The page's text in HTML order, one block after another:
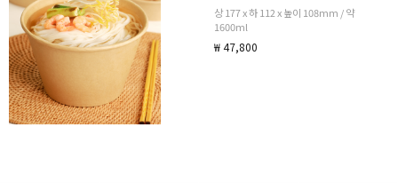
상 177 x 하 112 x 높이 108mm / 약
1600ml
₩ 47,800